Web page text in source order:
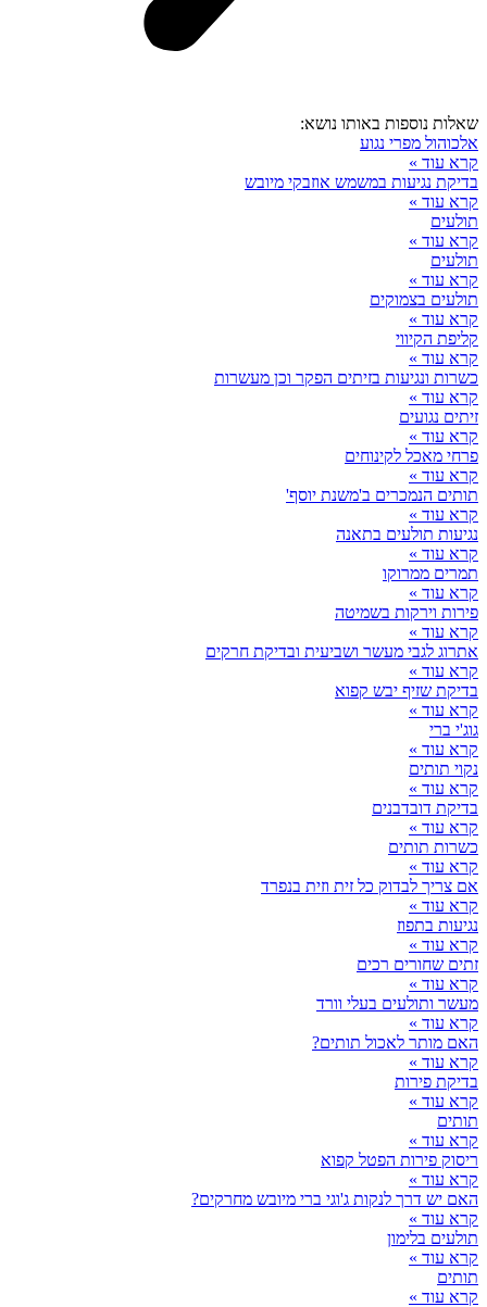
שאלות נוספות באותו נושא:
אלכוהול מפרי נגוע
קרא עוד »
בדיקת נגיעות במשמש אוזבקי מיובש
קרא עוד »
תולעים
קרא עוד »
תולעים
קרא עוד »
תולעים בצמוקים
קרא עוד »
קליפת הקיווי
קרא עוד »
כשרות ונגיעות בזיתים הפקר וכן מעשרות
קרא עוד »
זיתים נגועים
קרא עוד »
פרחי מאכל לקינוחים
קרא עוד »
תותים הנמכרים ב'משנת יוסף'
קרא עוד »
נגיעות תולעים בתאנה
קרא עוד »
תמרים ממרוקו
קרא עוד »
פירות וירקות בשמיטה
קרא עוד »
אתרוג לגבי מעשר ושביעית ובדיקת חרקים
קרא עוד »
בדיקת שזיף יבש קפוא
קרא עוד »
גוג'י ברי
קרא עוד »
נקוי תותים
קרא עוד »
בדיקת דובדבנים
קרא עוד »
כשרות תותים
קרא עוד »
אם צריך לבדוק כל זית וזית בנפרד
קרא עוד »
נגיעות בתפוז
קרא עוד »
זתים שחורים רכים
קרא עוד »
מעשר ותולעים בעלי וורד
קרא עוד »
האם מותר לאכול תותים?
קרא עוד »
בדיקת פירות
קרא עוד »
תותים
קרא עוד »
ריסוק פירות הפטל קפוא
קרא עוד »
האם יש דרך לנקות ג'וגי ברי מיובש מחרקים?
קרא עוד »
תולעים בלימון
קרא עוד »
תותים
קרא עוד »